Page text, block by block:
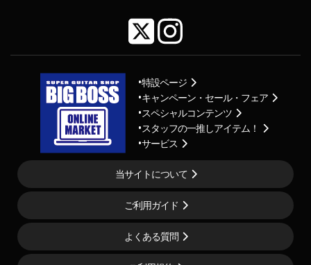
特設ページ
キャンペーン・セール・フェア
スペシャルコンテンツ
スタッフの一推しアイテム！
サービス
当サイトについて
ご利用ガイド
よくある質問